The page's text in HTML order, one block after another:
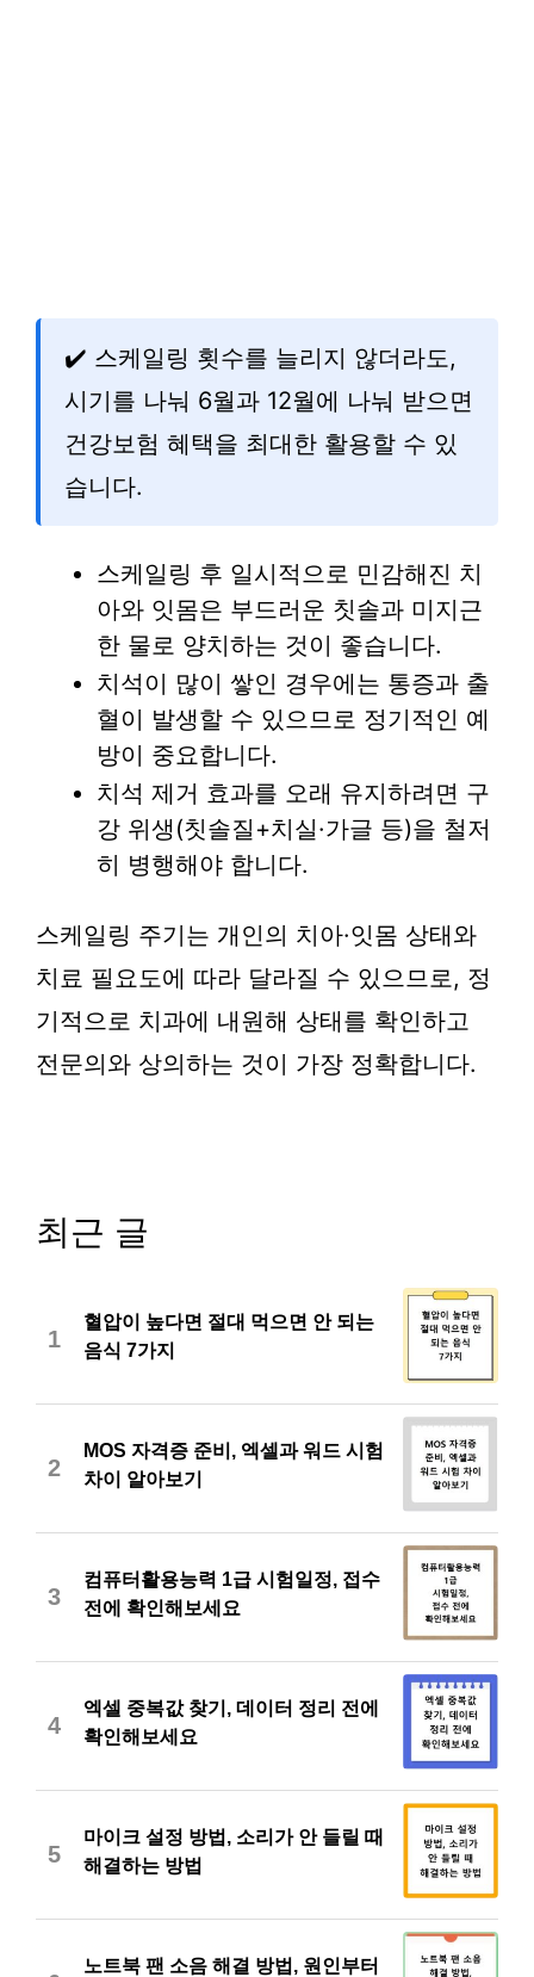
✔️ 스케일링 횟수를 늘리지 않더라도,
시기를 나눠 6월과 12월에 나눠 받으면
건강보험 혜택을 최대한 활용할 수 있
습니다.
스케일링 후 일시적으로 민감해진 치
아와 잇몸은 부드러운 칫솔과 미지근
한 물로 양치하는 것이 좋습니다.
치석이 많이 쌓인 경우에는 통증과 출
혈이 발생할 수 있으므로 정기적인 예
방이 중요합니다.
치석 제거 효과를 오래 유지하려면 구
강 위생(칫솔질+치실·가글 등)을 철저
히 병행해야 합니다.
스케일링 주기는 개인의 치아·잇몸 상태와
치료 필요도에 따라 달라질 수 있으므로, 정
기적으로 치과에 내원해 상태를 확인하고
전문의와 상의하는 것이 가장 정확합니다.
최근 글
1
혈압이 높다면 절대 먹으면 안 되는
음식 7가지
2
MOS 자격증 준비, 엑셀과 워드 시험
차이 알아보기
3
컴퓨터활용능력 1급 시험일정, 접수
전에 확인해보세요
4
엑셀 중복값 찾기, 데이터 정리 전에
확인해보세요
5
마이크 설정 방법, 소리가 안 들릴 때
해결하는 방법
노트북 팬 소음 해결 방법, 원인부터